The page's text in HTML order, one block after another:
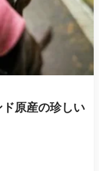
原産の珍しい